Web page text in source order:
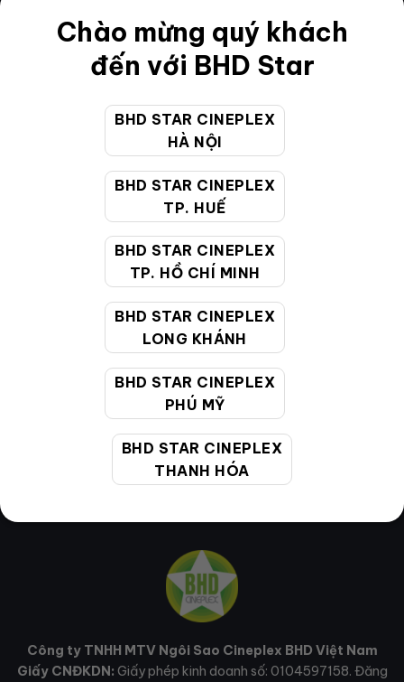
Chào mừng quý khách
đến với BHD Star
BHD STAR CINEPLEX
HÀ NỘI
BHD STAR CINEPLEX
TP. HUẾ
BHD STAR CINEPLEX
TP. HỒ CHÍ MINH
BHD STAR CINEPLEX
LONG KHÁNH
BHD STAR CINEPLEX
PHÚ MỸ
BHD STAR CINEPLEX
THANH HÓA
Điều khoản
Hướng dẫn đặt vé trực tuyến
Chính sách bảo vệ thông tin cá nhân của người tiêu
CHĂM SÓC KHÁCH HÀNG
19002099
gồm cả Lễ, Tết)
cskh@bhdstar.vn
MẠNG XÃ HỘI
Công ty TNHH MTV Ngôi Sao Cineplex BHD Việt Nam
Giấy CNĐKDN: Giấy phép kinh doanh số: 0104597158. Đăng